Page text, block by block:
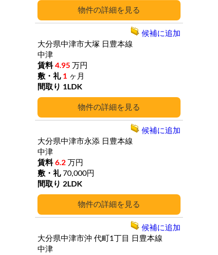
詳細
詳細
大分県中津市大塚 日豊本線
中津
4.95 万円
1 ヶ月
1LDK
候補に追加
詳細
大分県中津市永添 日豊本線
中津
6.2 万円
70,000円
2LDK
候補に追加
大分県中津市沖 代町1丁目
日豊本線
中津
候補に追加